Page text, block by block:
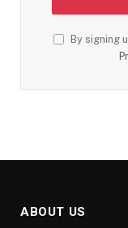
By signing
ABOUT US